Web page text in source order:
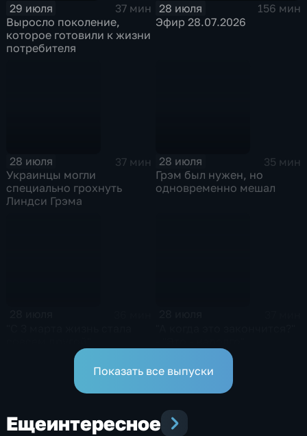
29 июля
37 мин
Выросло поколение,
которое готовили к жизни
потребителя
28 июля
156 мин
Эфир 28.07.2026
28 июля
37 мин
Украинцы могли
специально грохнуть
Линдси Грэма
28 июля
35 мин
Грэм был нужен, но
одновременно мешал
Показать все выпуски
Ещеинтересное